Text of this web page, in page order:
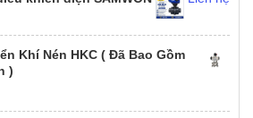
Khí Nén HKC ( Đã Bao Gồm
)